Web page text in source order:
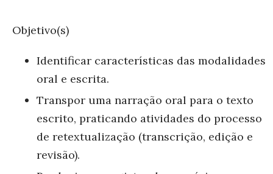
Objetivo(s)
Identificar características das modalidades
oral e escrita.
Transpor uma narração oral para o texto
escrito, praticando atividades do processo
de retextualização (transcrição, edição e
revisão).